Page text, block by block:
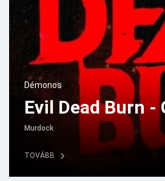
Vígjáték
The Invite –
Gaerity
TOVÁBB